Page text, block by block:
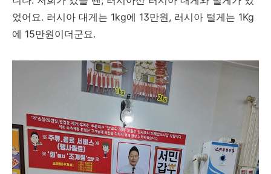
었어요. 러시아 대게는 1kg에 13만원, 러시아 털게는 1Kg
에 15만원이더군요.